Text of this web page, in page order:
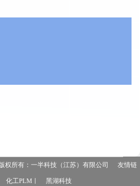
版权所有：一半科技（江苏）有限公司 友情链
化工PLM 黑湖科技